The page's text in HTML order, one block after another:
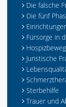
Die falsche
Die fünf
Fürsorge in
Juristische
Sterbehilfe
Trauer und